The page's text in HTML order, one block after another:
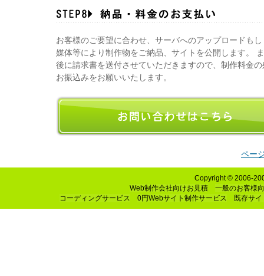
お客様のご要望に合わせ、サーバへのアップロードも
媒体等により制作物をご納品、サイトを公開します。
後に請求書を送付させていただきますので、制作料金
お振込みをお願いいたします。
ペー
Copyright © 2006-
Web制作会社向けお見積
一般のお客様
コーディングサービス
0円Webサイト制作サービス 既存サ